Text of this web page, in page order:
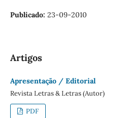
Publicado: 23-09-2010
Artigos
Apresentação / Editorial
Revista Letras & Letras (Autor)
PDF